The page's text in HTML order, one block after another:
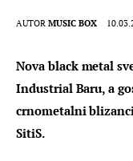
AUTOR MUSIC BOX
Nova black metal
Industrial Baru, a
crnometalni
SitiS.